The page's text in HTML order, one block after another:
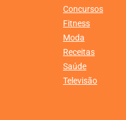
Concursos
Fitness
Moda
Receitas
Saúde
Televisão